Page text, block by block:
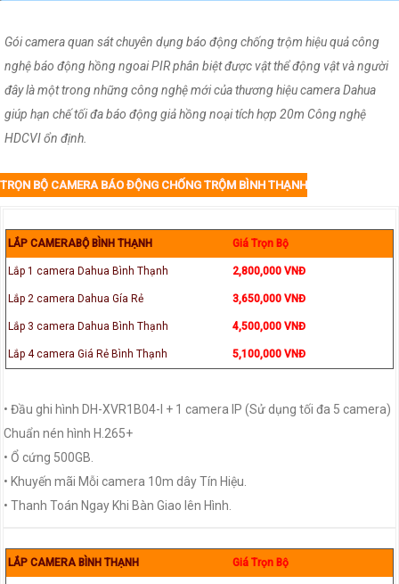
Gói camera quan sát chuyên dụng báo động chống trộm hiệu quả công
nghệ báo động hồng ngoai PIR phân biệt được vật thể động vật và người
đây là một trong những công nghệ mới của thương hiệu camera Dahua
giúp hạn chế tối đa báo động giả hồng noại tích hợp 20m Công nghệ
HDCVI ổn định.
TRỌN BỘ CAMERA BÁO ĐỘNG CHỐNG TRỘM BÌNH THẠNH
LẮP CAMERABỘ BÌNH THẠNH Giá Trọn Bộ
Lắp 1 camera Dahua Bình Thạnh 2,800,000 VNĐ
Lắp 2 camera Dahua Gía Rẻ 3,650,000 VNĐ
Lắp 3 camera Dahua Bình Thạnh 4,500,000 VNĐ
Lắp 4 camera Giá Rẻ Bình Thạnh 5,100,000 VNĐ
• Đầu ghi hình DH-XVR1B04-I + 1 camera IP (Sử dụng tối đa 5 camera)
Chuẩn nén hình H.265+
• Ổ cứng 500GB.
• Khuyến mãi Mỗi camera 10m dây Tín Hiệu.
• Thanh Toán Ngay Khi Bàn Giao lên Hình.
LẮP CAMERA BÌNH THẠNH Giá Trọn Bộ